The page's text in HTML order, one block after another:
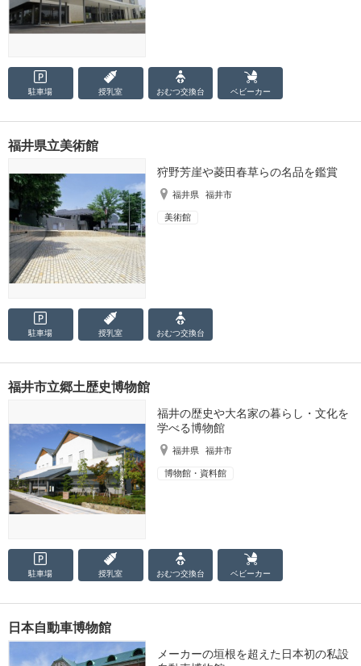
駐車場 授乳室 おむつ交換台 ベビーカー
福井県立美術館
狩野芳崖や菱田春草らの名品を鑑賞
福井県 福井市
美術館
駐車場 授乳室 おむつ交換台
福井市立郷土歴史博物館
福井の歴史や大名家の暮らし・文化を
学べる博物館
福井県 福井市
博物館・資料館
駐車場 授乳室 おむつ交換台 ベビーカー
日本自動車博物館
メーカーの垣根を超えた日本初の私設